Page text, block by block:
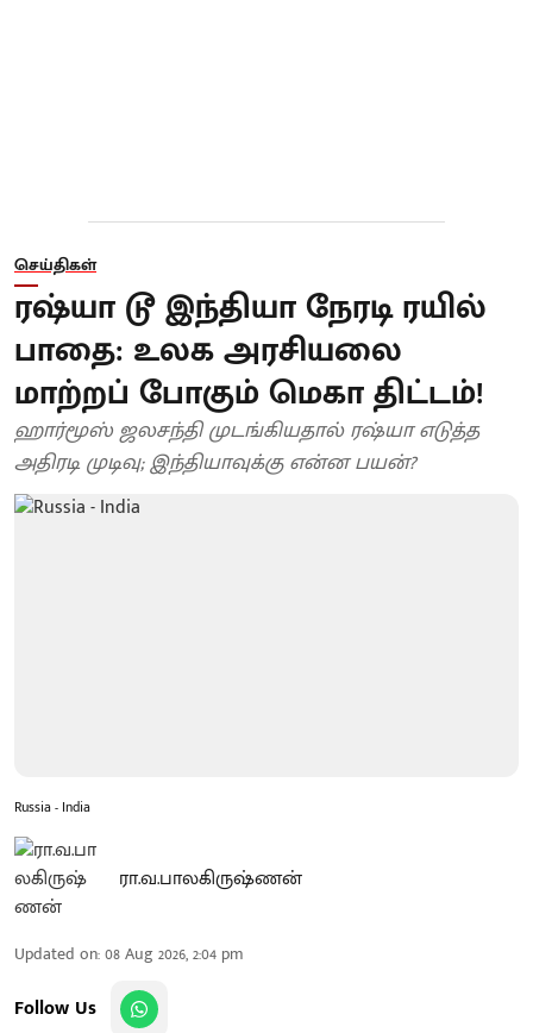
செய்திகள்
ரஷ்யா டூ இந்தியா நேரடி ரயில்
பாதை: உலக அரசியலை
மாற்றப் போகும் மெகா திட்டம்!
ஹார்மூஸ் ஜலசந்தி முடங்கியதால் ரஷ்யா எடுத்த
அதிரடி முடிவு; இந்தியாவுக்கு என்ன பயன்?
Russia - India
ரா.வ.பாலகிருஷ்ணன்
Updated on:08 Aug 2026, 2:04 pm
Follow Us